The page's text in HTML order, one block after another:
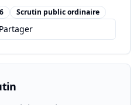
Scrutin public ordinaire
Partager